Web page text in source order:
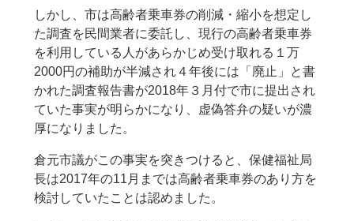
しかし、市は高齢者乗車券の削減・縮小を想定し
た調査を民間業者に委託し、現行の高齢者乗車券
を利用している人があらかじめ受け取れる１万
2000円の補助が半減され４年後には「廃止」と書
かれた調査報告書が2018年３月付で市に提出され
ていた事実が明らかになり、虚偽答弁の疑いが濃
厚になりました。
倉元市議がこの事実を突きつけると、保健福祉局
長は2017年の11月までは高齢者乗車券のあり方を
検討していたことは認めました。